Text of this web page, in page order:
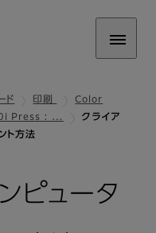
ド 印刷
Color
Press : …
クライア
ト方法
ピュータ